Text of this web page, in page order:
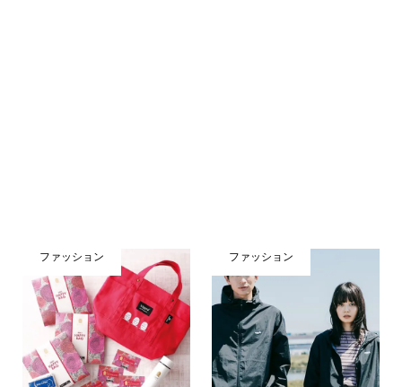
ファッション ファッション